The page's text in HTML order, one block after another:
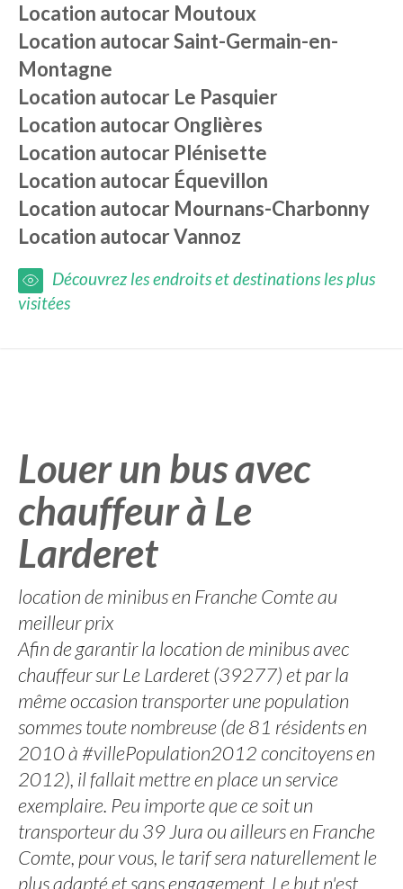
Location autocar Moutoux
Location autocarSaint-Germain-en-
Montagne
Location autocar Le Pasquier
Location autocarOnglières
Location autocar Plénisette
Location autocar Équevillon
Location autocar Mournans-Charbonny
Location autocarVannoz
Découvrez les endroits et destinations les plus
visitées
Louer un bus avec
chauffeur à Le
Larderet
location de minibus en Franche Comte au
meilleur prix
Afin de garantir la location de minibus avec
chauffeur sur Le Larderet (39277) et par la
même occasion transporter une population
sommes toute nombreuse (de 81 résidents en
2010 à #villePopulation2012 concitoyens en
2012), il fallait mettre en place un service
exemplaire. Peu importe que ce soit un
transporteur du 39 Jura ou ailleurs en Franche
Comte, pour vous, le tarif sera naturellement le
plus adapté et sans engagement. Le but n'est